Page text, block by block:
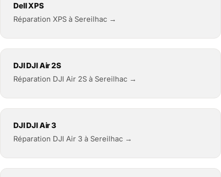
Dell XPS
Réparation XPS à Sereilhac →
DJI DJI Air 2S
Réparation DJI Air 2S à Sereilhac →
DJI DJI Air 3
Réparation DJI Air 3 à Sereilhac →